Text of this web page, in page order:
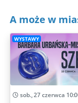
A może w
WYSTAWY
sob., 27 czerwca